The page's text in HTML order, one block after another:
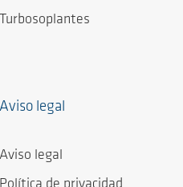
Turbosoplantes
Aviso legal
Aviso legal